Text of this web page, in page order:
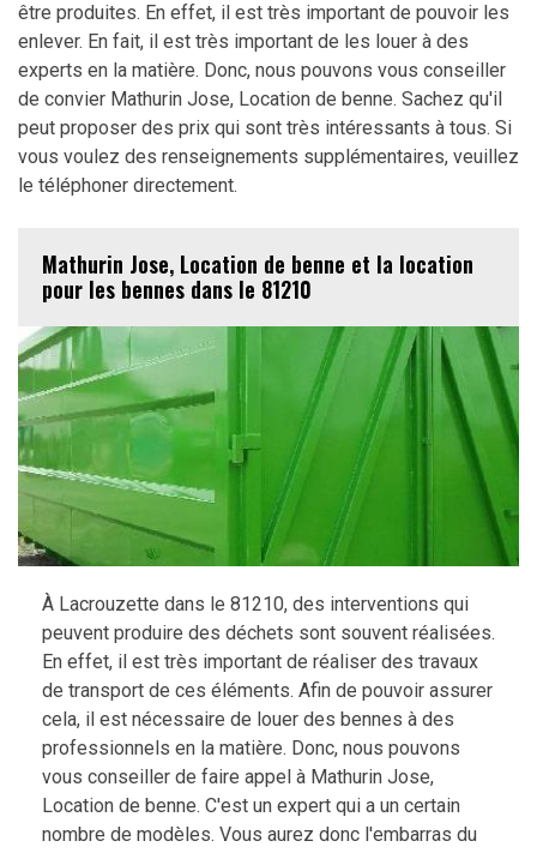
être produites. En effet, il est très important de pouvoir les
enlever. En fait, il est très important de les louer à des
experts en la matière. Donc, nous pouvons vous conseiller
de convier Mathurin Jose, Location de benne. Sachez qu'il
peut proposer des prix qui sont très intéressants à tous. Si
vous voulez des renseignements supplémentaires, veuillez
le téléphoner directement.
Mathurin Jose, Location de benne et la location
pour les bennes dans le 81210
À Lacrouzette dans le 81210, des interventions qui
peuvent produire des déchets sont souvent réalisées.
En effet, il est très important de réaliser des travaux
de transport de ces éléments. Afin de pouvoir assurer
cela, il est nécessaire de louer des bennes à des
professionnels en la matière. Donc, nous pouvons
vous conseiller de faire appel à Mathurin Jose,
Location de benne. C'est un expert qui a un certain
nombre de modèles. Vous aurez donc l'embarras du